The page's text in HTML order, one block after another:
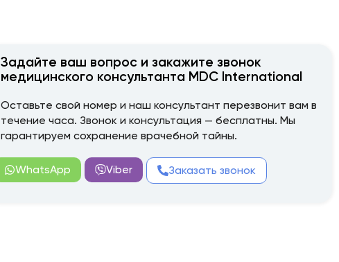
Задайте ваш вопрос и закажите звонок
медицинского консультанта MDC International
Оставьте свой номер и наш консультант перезвонит вам в
течение часа. Звонок и консультация — бесплатны. Мы
гарантируем сохранение врачебной тайны.
WhatsApp Viber Заказать звонок